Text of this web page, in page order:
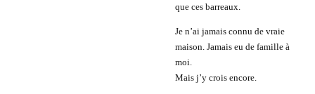
que ces barreaux.
Je n’ai jamais connu de vraie
maison. Jamais eu de famille à
moi.
Mais j’y crois encore.